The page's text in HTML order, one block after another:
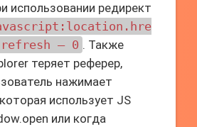
использовании редирект
refresh — 0 . Также
теряет реферер,
нажимает
использует JS
или когда